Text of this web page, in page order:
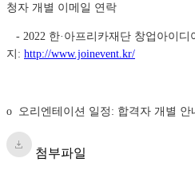
청자 개별 이메일 연락
- 2022 한·아프리카재단 창업아이디
지: http://www.joinevent.kr/
o 오리엔테이션 일정: 합격자 개별 안
첨부파일